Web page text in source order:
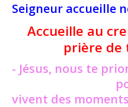
Seigneur accueille
Accueille au
prière de
- Jésus,
pour les
vivent des